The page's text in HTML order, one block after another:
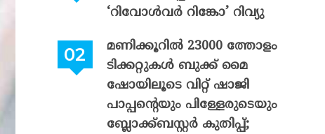
‘റിവോൾവർ റിങ്കോ’ റിവ്യു
മണിക്കൂറിൽ 23000 ത്തോളം
ടിക്കറ്റുകൾ ബുക്ക് മൈ
ഷോയിലൂടെ വിറ്റ് ഷാജി
പാപ്പന്റെയും പിള്ളേരുടെയും
ബ്ലോക്ക്ബസ്റ്റർ കുതിപ്പ്;